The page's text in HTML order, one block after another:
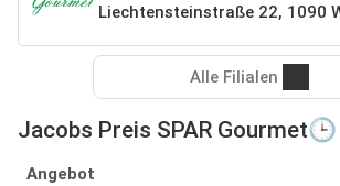
Liechtensteinstraße 22, 1090
Alle Filialen
Jacobs Preis SPAR Gourmet🕒
Angebot